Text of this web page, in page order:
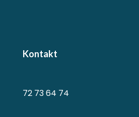
Kontakt
72 73 64 74